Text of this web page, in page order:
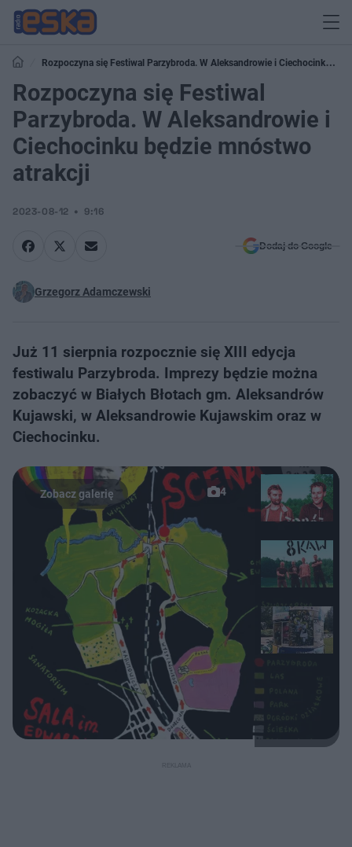
Rozpoczyna się Festiwal Parzybroda. W Aleksandrowie i Ciechocinku
będzie mnóstwo atrakcji
Rozpoczyna się Festiwal
Parzybroda. W Aleksandrowie i
Ciechocinku będzie mnóstwo
atrakcji
2023-08-12 9:16
Dodaj do Google
Grzegorz Adamczewski
Już 11 sierpnia rozpocznie się XIII edycja
festiwalu Parzybroda. Imprezy będzie można
zobaczyć w Białych Błotach gm. Aleksandrów
Kujawski, w Aleksandrowie Kujawskim oraz w
Ciechocinku.
4